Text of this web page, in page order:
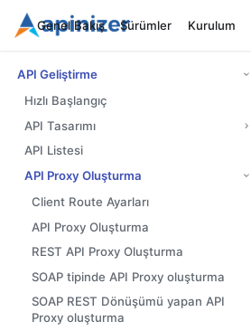
Genel Bakış Sürümler Kurulum
API Geliştirme
Hızlı Başlangıç
API Tasarımı
API Listesi
API Proxy Oluşturma
Client Route Ayarları
API Proxy Oluşturma
REST API Proxy Oluşturma
SOAP tipinde API Proxy oluşturma
SOAP REST Dönüşümü yapan API
Proxy oluşturma